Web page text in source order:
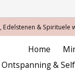
Edelstenen &
Home
Ontspanning &